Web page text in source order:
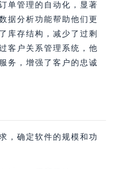
单管理的自动化，显著
据分析功能帮助他们更
库存结构，减少了过剩
客户关系管理系统，他
务，增强了客户的忠诚
，确定软件的规模和功